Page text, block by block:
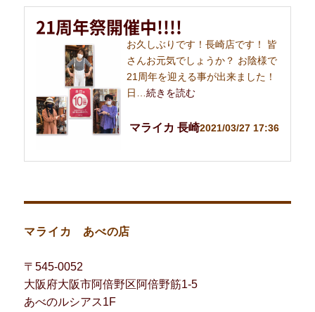
21周年祭開催中!!!!
お久しぶりです！長崎店です！ 皆
さんお元気でしょうか？ お陰様で
21周年を迎える事が出来ました！
日…続きを読む
マライカ 長崎2021/03/27 17:36
マライカ あべの店
〒545-0052
大阪府大阪市阿倍野区阿倍野筋1-5
あべのルシアス1F